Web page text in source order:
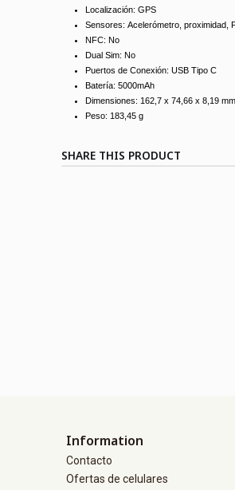
Localización: GPS
Sensores: Acelerómetro, proximidad,
NFC: No
Dual Sim: No
Puertos de Conexión: USB Tipo C
Batería: 5000mAh
Dimensiones: 162,7 x 74,66 x 8,19 mm
Peso: 183,45 g
SHARE THIS PRODUCT
Information
Contacto
Ofertas de celulares